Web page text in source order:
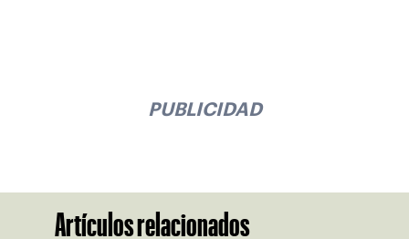
PUBLICIDAD
Artículos relacionados